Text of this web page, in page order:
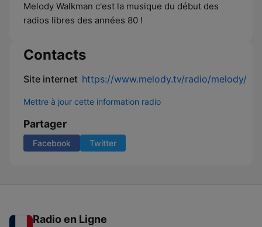
Melody Walkman c'est la musique du début des
radios libres des années 80 !
Contacts
Site internet https://www.melody.tv/radio/melody/
Mettre à jour cette information radio
Partager
Facebook Twitter
Radio en Ligne